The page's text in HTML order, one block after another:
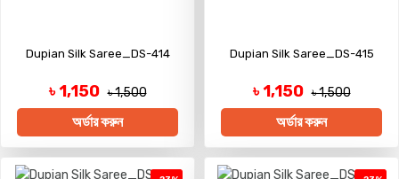
Dupian Silk Saree_DS-414
৳ 1,150 ৳ 1,500
অর্ডার করুন
Dupian Silk Saree_DS-415
৳ 1,150 ৳ 1,500
অর্ডার করুন